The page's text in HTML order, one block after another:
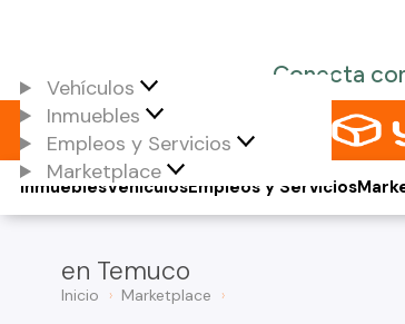
Vehículos
Inmuebles
Empleos y Servicios
Marketplace
Vehículos
Inmuebles Empleos y Servicios
en Temuco
Inicio Marketplace